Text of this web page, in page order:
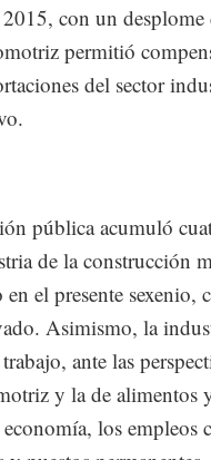
con un
permitió
del sector
pública acumuló
de la construcción
el presente sexenio,
Asimismo, la
ante las
y la de alimentos
los empleos